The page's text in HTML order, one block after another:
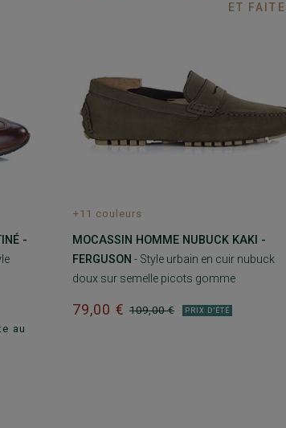
ET
-
au
+11 couleurs
MOCASSIN HOMME NUBUCK KAKI -
FERGUSON - Style urbain en cuir nubuck
doux sur semelle picots gomme
109,00 €
79,00 € PRIX D'ÉTÉ